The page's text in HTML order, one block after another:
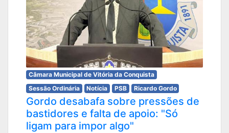
Câmara Municipal de Vitória da Conquista
Sessão Ordinária
Notícia PSB Ricardo Gordo
Gordo desabafa sobre pressões de
bastidores e falta de apoio: "Só
ligam para impor algo"